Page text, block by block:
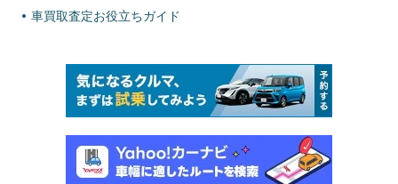
車買取査定お役立ちガイド